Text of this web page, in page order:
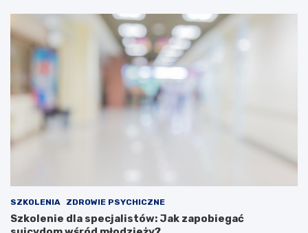
SZKOLENIA ZDROWIE PSYCHICZNE
Szkolenie dla specjalistów: Jak zapobiegać